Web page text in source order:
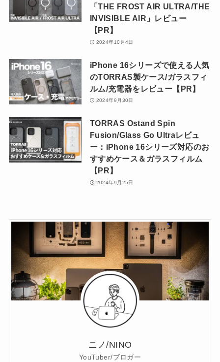
「THE FROST AIR ULTRA/THE
INVISIBLE AIR」レビュー
【PR】
2024年10月4日
iPhone 16シリーズで使える人気
のTORRAS製ケース/ガラスフィ
ルム/充電器をレビュー【PR】
2024年9月30日
TORRAS Ostand Spin
Fusion/Glass Go Ultraレビュ
ー：iPhone 16シリーズ対応のお
すすめケース＆ガラスフィルム
【PR】
2024年9月25日
ニノ/NINO
YouTuber/ブロガー